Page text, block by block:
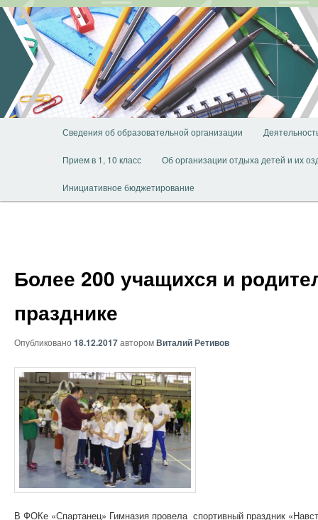
Перейти
основному
содержимому
Сведения об образовательной организации
Прием в 1, 10 класс Об организации отдыха детей и их
Инициативное бюджетирование
Более 200 учащихся и
празднике
Опубликовано 18.12.2017авторомВиталий Ретивов
В ФОКе «Спартанец» Гимназия провела спортивный праздник